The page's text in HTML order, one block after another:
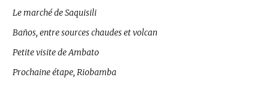
Le marché de Saquisili
Baños, entre sources chaudes et volcan
Petite visite de Ambato
Prochaine étape, Riobamba